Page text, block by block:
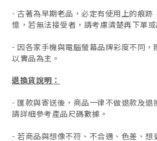
- 古著為早期老品，必定有使用上的痕跡
憶，若無法接受者，請考慮清楚再下單
- 因各家手機與電腦螢幕品牌彩度不同，
以實品為主。
退換貨說明：
- 匯款與寄送後，商品一律不做退款及退
請詳細參考產品尺碼數據 。
- 若商品與想像不符、不合適、色差、想